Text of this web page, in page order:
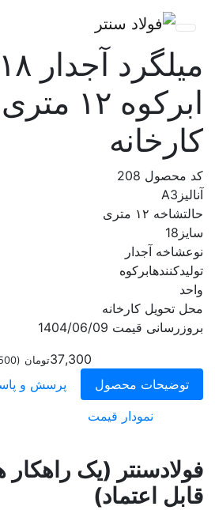
میلگرد آجدار ۱۸
کارخانه
کد محصول 208
آنالیز A3
حالتشاخه ۱۲ متری
سایز 18
نوعشاخه آجدار
تولیدکنندهابرکوه
واحد
محل تحویل کارخانه
بروزرسانی قیمت 1404/06/09
37,300تومان (
توضیحات محصول پرسش و
نمودار قیمت
فولادسنتر (یک راهکار
قابل اعتماد)